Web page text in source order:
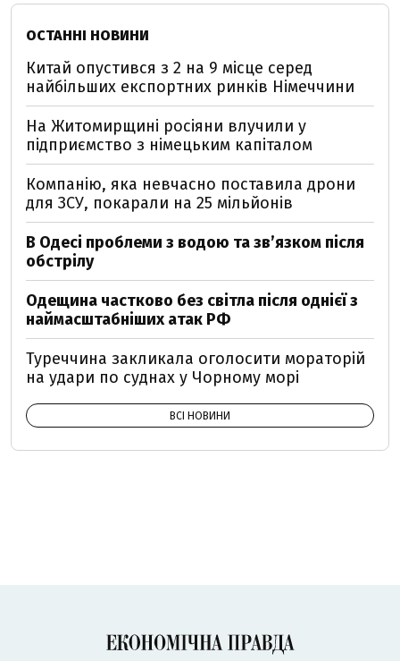
ОСТАННІ НОВИНИ
Китай опустився з 2 на 9 місце серед
найбільших експортних ринків Німеччини
На Житомирщині росіяни влучили у
підприємство з німецьким капіталом
Компанію, яка невчасно поставила дрони
для ЗСУ, покарали на 25 мільйонів
В Одесі проблеми з водою та звʼязком після
обстрілу
Одещина частково без світла після однієї з
наймасштабніших атак РФ
Туреччина закликала оголосити мораторій
на удари по суднах у Чорному морі
ВСІ НОВИНИ